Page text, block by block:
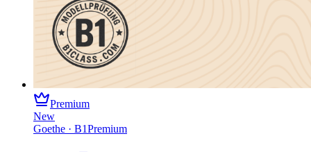
Premium
New
Goethe · B1Premium